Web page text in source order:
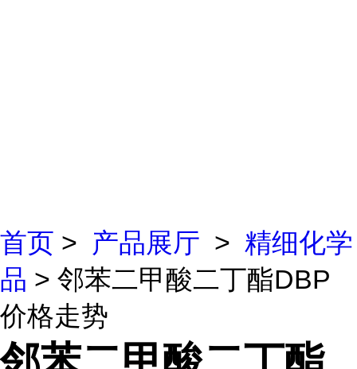
首页 > 产品展厅 > 精细化学
品 > 邻苯二甲酸二丁酯DBP
价格走势